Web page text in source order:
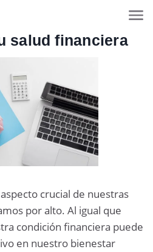
salud financiera
crucial de nuestras
por alto. Al igual que
condición financiera puede
en nuestro bienestar